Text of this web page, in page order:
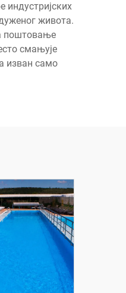
индустријских
живота.
поштовање
смањује
изван само